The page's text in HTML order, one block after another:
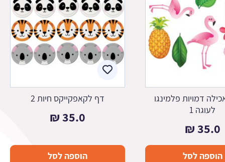
דמויות פלמינגו
לעוגה 1
35.0
₪
הוספה לסל
דף לקאפקייקס חיות 2
35.0
₪
הוספה לסל